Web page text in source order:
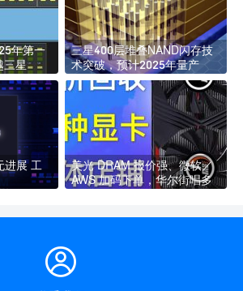
年第一
三星
三星400层堆叠NAND闪存技
术突破，预计2025年量产
进展 工
美光 DRAM 报价强、微软／
AWS 加码下单，华尔街唱多